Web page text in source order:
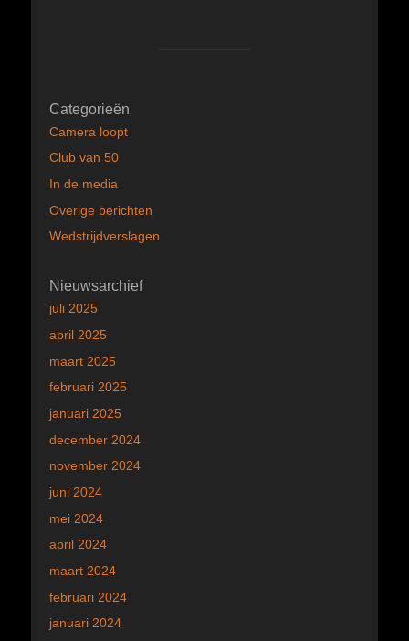
Categorieën
Camera loopt
Club van 50
In de media
Overige berichten
Wedstrijdverslagen
Nieuwsarchief
juli 2025
april 2025
maart 2025
februari 2025
januari 2025
december 2024
november 2024
juni 2024
mei 2024
april 2024
maart 2024
februari 2024
januari 2024